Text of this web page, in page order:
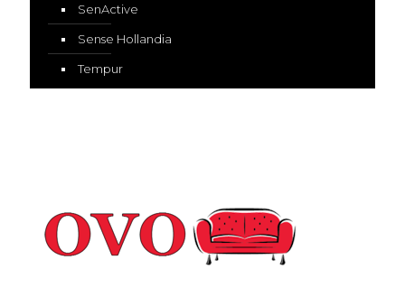
SenActive
Sense Hollandia
Tempur